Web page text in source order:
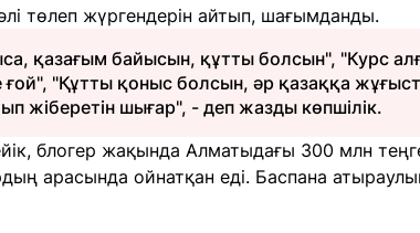
төлеп жүргендерін айтып, шағымданды.
қазағым байысын, құтты болсын", "Курс
ғой", "Құтты қоныс болсын, әр қазаққа
жіберетін шығар", - деп жазды көпшілік.
блогер жақында Алматыдағы 300 млн
арасында ойнатқан еді. Баспана